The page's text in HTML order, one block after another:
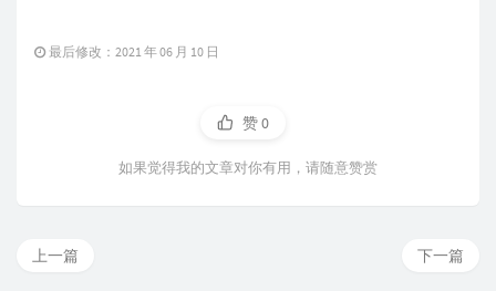
最后修改：2021 年 06 月 10 日
赞0
如果觉得我的文章对你有用，请随意赞赏
下一篇
上一篇